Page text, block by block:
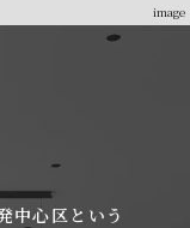
image
中心区という